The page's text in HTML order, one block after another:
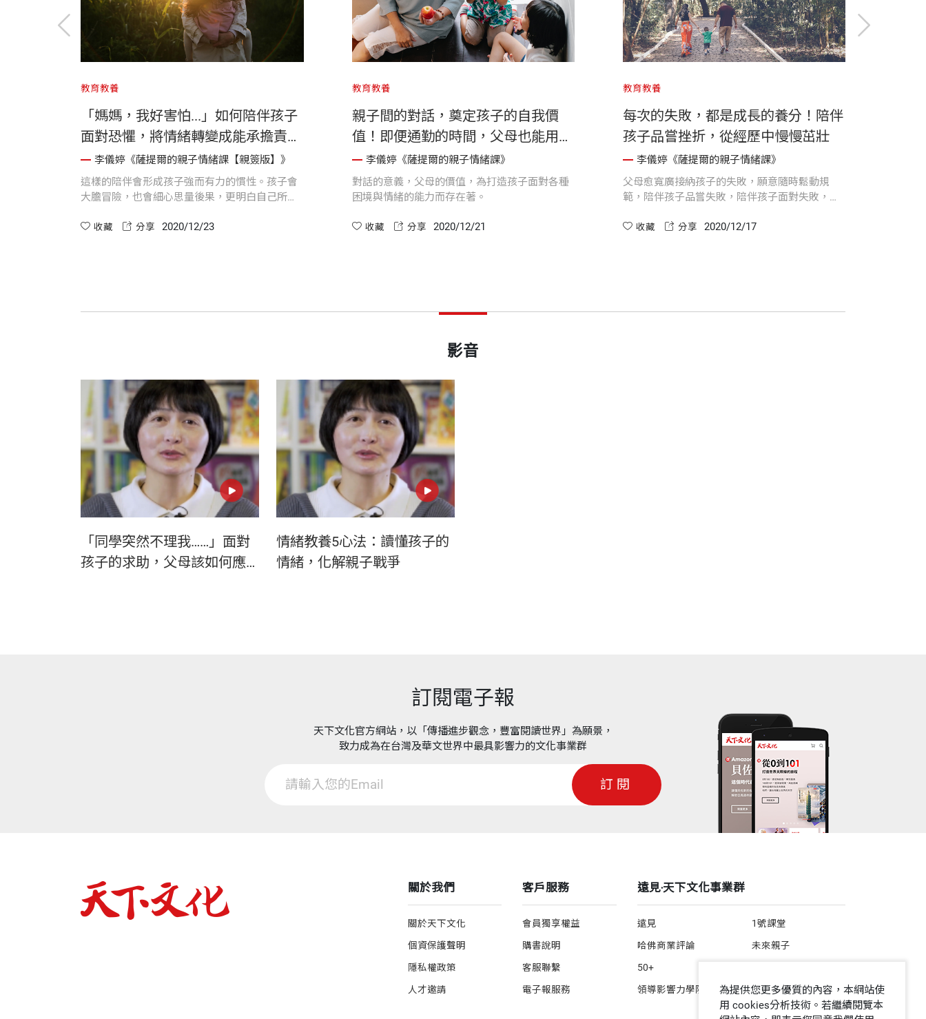
教育教養
「媽媽，我好害怕...」如何陪伴孩子
面對恐懼，將情緒轉變成能承擔責任
的勇氣？
李儀婷《薩提爾的親子情緒課【親簽版】》
這樣的陪伴會形成孩子強而有力的慣性。孩子會
大膽冒險，也會細心思量後果，更明白自己所需
收藏 分享 2020/12/23
教育教養
親子間的對話，奠定孩子的自我價
值！即便通勤的時間，父母也能用愛
連結彼此
李儀婷《薩提爾的親子情緒課》
對話的意義，父母的價值，為打造孩子面對各種
困境與情緒的能力而存在著。
收藏 分享 2020/12/21
教育教養
每次的失敗，都是成長的養分！陪伴
孩子品嘗挫折，從經歷中慢慢茁壯
李儀婷《薩提爾的親子情緒課》
父母愈寬廣接納孩子的失敗，願意隨時鬆動規
範，陪伴孩子品嘗失敗，陪伴孩子面對失敗，那
收藏 分享 2020/12/17
影音
「同學突然不理我……」面對
孩子的求助，父母該如何應
情緒教養5心法：讀懂孩子的
情緒，化解親子戰爭
訂閱電子報
天下文化官方網站，以「傳播進步觀念，豐富閱讀世界」為願景，
致力成為在台灣及華文世界中最具影響力的文化事業群
訂閱
關於我們
關於天下文化
個資保護聲明
隱私權政策
人才邀請
客戶服務
會員獨享權益
購書說明
客服聯繫
電子報服務
遠見‧天下文化事業群
遠見
哈佛商業評論
50+
領導影響力學院
1號課堂
未來親子
為提供您更多優質的內容，本網站使
用 cookies分析技術。若繼續閱覽本